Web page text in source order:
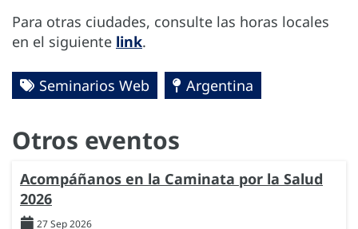
Para otras ciudades, consulte las horas locales
en el siguiente link.
Seminarios Web Argentina
Otros eventos
Acompáñanos en la Caminata por la Salud
2026
27 Sep 2026